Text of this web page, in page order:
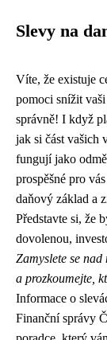
Slevy na
Víte, že existuje
pomoci snížit
správně! I když
jak si část vašich
fungují jako
prospěšné pro
daňový základ a
Představte si, že
dovolenou,
Zamyslete se
a prozkoumejte,
Informace o
Finanční správy